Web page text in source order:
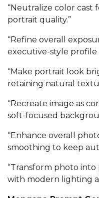
“Neutralize color cast
portrait quality.”
“Refine overall
executive-style profile
“Make portrait look
retaining natural
“Recreate image as
soft-focused
“Enhance overall
smoothing to keep
“Transform photo
with modern lighting